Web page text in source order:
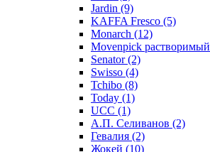
Jardin (9)
KAFFA Fresco (5)
Monarch (12)
Movenpick растворимый
Senator(2)
Swisso (4)
Tchibo (8)
Today (1)
UCC (1)
А.П. Селиванов (2)
Гевалия (2)
Жокей (10)